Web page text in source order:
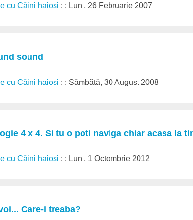
cu Câini haioși : : Luni, 26 Februarie 2007
sound
cu Câini haioși : : Sâmbătă, 30 August 2008
4 x 4. Si tu o poti naviga chiar acasa la
cu Câini haioși : : Luni, 1 Octombrie 2012
Care-i treaba?